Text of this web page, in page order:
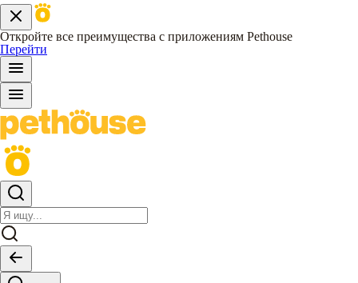
Откройте все преимущества с приложениям Pethouse
Перейти